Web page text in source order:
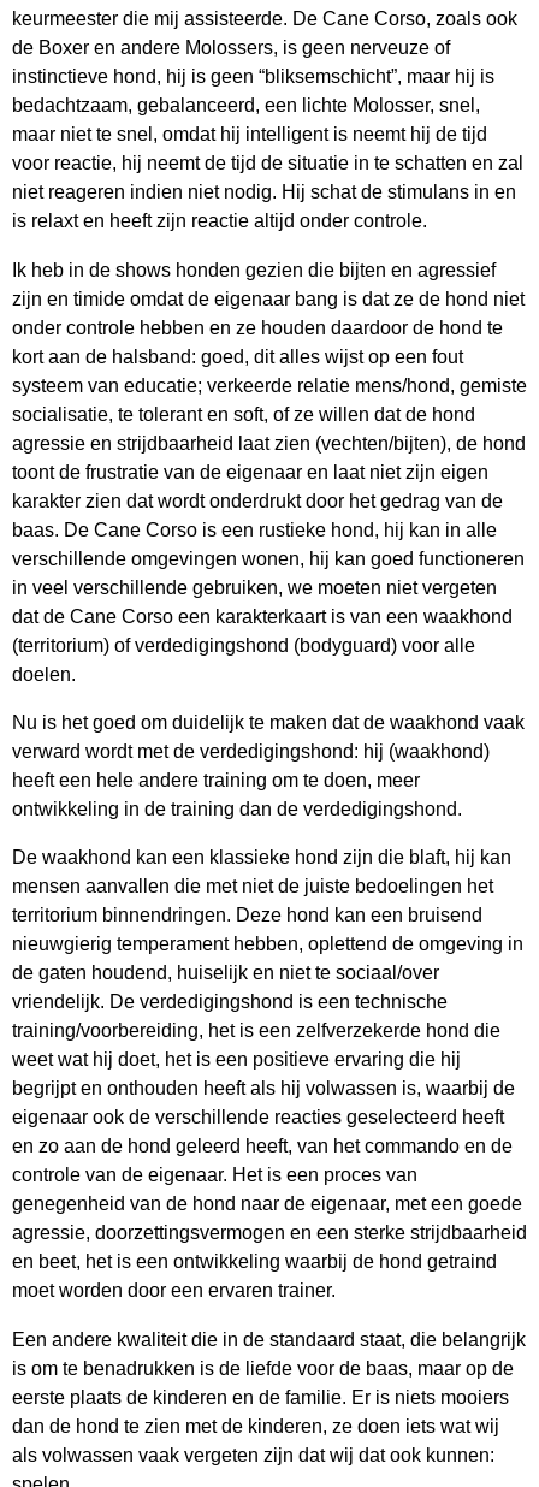
keurmeester die mij assisteerde. De Cane Corso, zoals ook
de Boxer en andere Molossers, is geen nerveuze of
instinctieve hond, hij is geen “bliksemschicht”, maar hij is
bedachtzaam, gebalanceerd, een lichte Molosser, snel,
maar niet te snel, omdat hij intelligent is neemt hij de tijd
voor reactie, hij neemt de tijd de situatie in te schatten en zal
niet reageren indien niet nodig. Hij schat de stimulans in en
is relaxt en heeft zijn reactie altijd onder controle.
Ik heb in de shows honden gezien die bijten en agressief
zijn en timide omdat de eigenaar bang is dat ze de hond niet
onder controle hebben en ze houden daardoor de hond te
kort aan de halsband: goed, dit alles wijst op een fout
systeem van educatie; verkeerde relatie mens/hond, gemiste
socialisatie, te tolerant en soft, of ze willen dat de hond
agressie en strijdbaarheid laat zien (vechten/bijten), de hond
toont de frustratie van de eigenaar en laat niet zijn eigen
karakter zien dat wordt onderdrukt door het gedrag van de
baas. De Cane Corso is een rustieke hond, hij kan in alle
verschillende omgevingen wonen, hij kan goed functioneren
in veel verschillende gebruiken, we moeten niet vergeten
dat de Cane Corso een karakterkaart is van een waakhond
(territorium) of verdedigingshond (bodyguard) voor alle
doelen.
Nu is het goed om duidelijk te maken dat de waakhond vaak
verward wordt met de verdedigingshond: hij (waakhond)
heeft een hele andere training om te doen, meer
ontwikkeling in de training dan de verdedigingshond.
De waakhond kan een klassieke hond zijn die blaft, hij kan
mensen aanvallen die met niet de juiste bedoelingen het
territorium binnendringen. Deze hond kan een bruisend
nieuwgierig temperament hebben, oplettend de omgeving in
de gaten houdend, huiselijk en niet te sociaal/over
vriendelijk. De verdedigingshond is een technische
training/voorbereiding, het is een zelfverzekerde hond die
weet wat hij doet, het is een positieve ervaring die hij
begrijpt en onthouden heeft als hij volwassen is, waarbij de
eigenaar ook de verschillende reacties geselecteerd heeft
en zo aan de hond geleerd heeft, van het commando en de
controle van de eigenaar. Het is een proces van
genegenheid van de hond naar de eigenaar, met een goede
agressie, doorzettingsvermogen en een sterke strijdbaarheid
en beet, het is een ontwikkeling waarbij de hond getraind
moet worden door een ervaren trainer.
Een andere kwaliteit die in de standaard staat, die belangrijk
is om te benadrukken is de liefde voor de baas, maar op de
eerste plaats de kinderen en de familie. Er is niets mooiers
dan de hond te zien met de kinderen, ze doen iets wat wij
als volwassen vaak vergeten zijn dat wij dat ook kunnen: